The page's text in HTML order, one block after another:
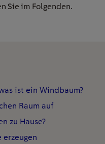
Sie im Folgenden.
ist ein Windbaum?
Raum auf
zu Hause?